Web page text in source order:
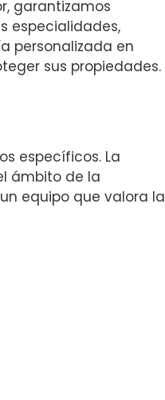
garantizamos
especialidades,
personalizada en
sus propiedades.
específicos. La
ámbito de la
equipo que valora la